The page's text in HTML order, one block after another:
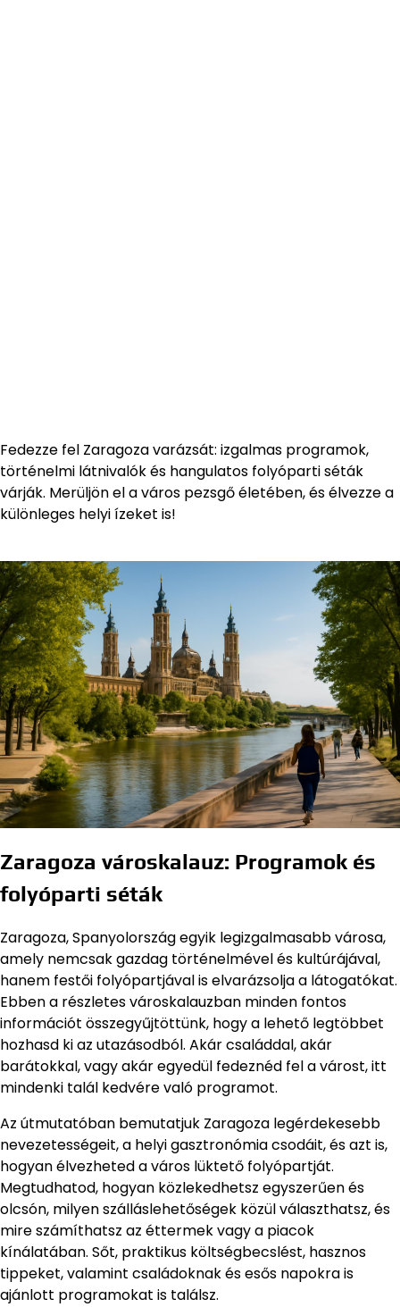
Fedezze fel Zaragoza varázsát: izgalmas programok,
történelmi látnivalók és hangulatos folyóparti séták
várják. Merüljön el a város pezsgő életében, és élvezze a
különleges helyi ízeket is!
Zaragoza városkalauz: Programok és
folyóparti séták
Zaragoza, Spanyolország egyik legizgalmasabb városa,
amely nemcsak gazdag történelmével és kultúrájával,
hanem festői folyópartjával is elvarázsolja a látogatókat.
Ebben a részletes városkalauzban minden fontos
információt összegyűjtöttünk, hogy a lehető legtöbbet
hozhasd ki az utazásodból. Akár családdal, akár
barátokkal, vagy akár egyedül fedeznéd fel a várost, itt
mindenki talál kedvére való programot.
Az útmutatóban bemutatjuk Zaragoza legérdekesebb
nevezetességeit, a helyi gasztronómia csodáit, és azt is,
hogyan élvezheted a város lüktető folyópartját.
Megtudhatod, hogyan közlekedhetsz egyszerűen és
olcsón, milyen szálláslehetőségek közül választhatsz, és
mire számíthatsz az éttermek vagy a piacok
kínálatában. Sőt, praktikus költségbecslést, hasznos
tippeket, valamint családoknak és esős napokra is
ajánlott programokat is találsz.